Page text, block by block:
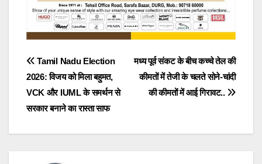
Post
navigation
मध्य पूर्व संकट के बीच कच्चे तेल की
कीमतों में तेजी के चलते सोने-चांदी
की कीमतों में आई गिरावट..
Tamil Nadu Election
2026: विजय को मिला बहुमत,
VCK और IUML के समर्थन से
सरकार बनाने का रास्ता साफ